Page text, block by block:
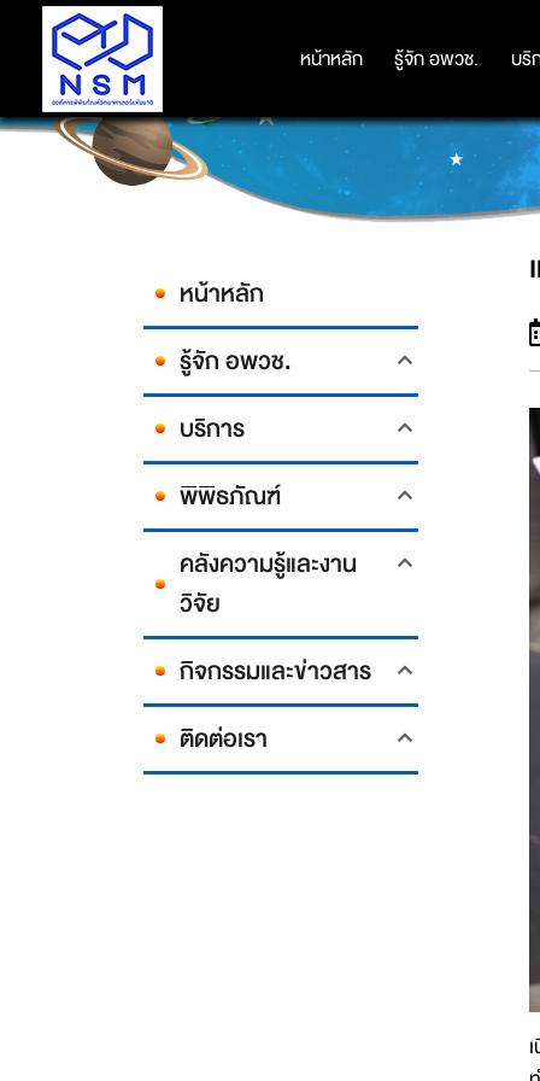
หน้าหลัก รู้จัก อพวช. บริ
หน้าหลัก รู้จัก อพวช. บริ
หน้าหลัก
รู้จัก อพวช.
บริการ
พิพิธภัณฑ์
คลังความรู้และงาน
วิจัย
กิจกรรมและข่าวสาร
ติดต่อเรา